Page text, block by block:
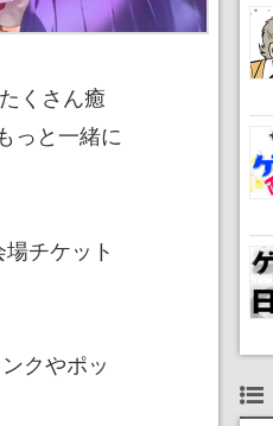
くさん癒
っと一緒に
チケット
クやポッ